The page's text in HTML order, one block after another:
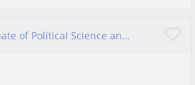
Hello, my name is Hakan Erdoğan. I am a graduate of Political Science and International Relations